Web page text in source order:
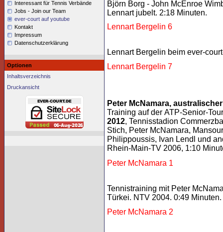
Interessant für Tennis Verbände
Jobs - Join our Team
ever-court auf youtube
Kontakt
Impressum
Datenschutzerklärung
Optionen
Inhaltsverzeichnis
Druckansicht
Björn Borg - John McEnroe
Lennart jubelt. 2:18 Minuten.
Lennart Bergelin 6
Lennart Bergelin beim ever-
Lennart Bergelin 7
Peter McNamara,
Training auf der ATP-Senior-
2012, Tennisstadion
Stich, Peter McNamara,
Philippoussis, Ivan Lendl und
Rhein-Main-TV 2006, 1:10
Peter McNamara 1
Tennistraining mit Peter
Türkei. NTV 2004. 0:49 Minuten.
Peter McNamara 2